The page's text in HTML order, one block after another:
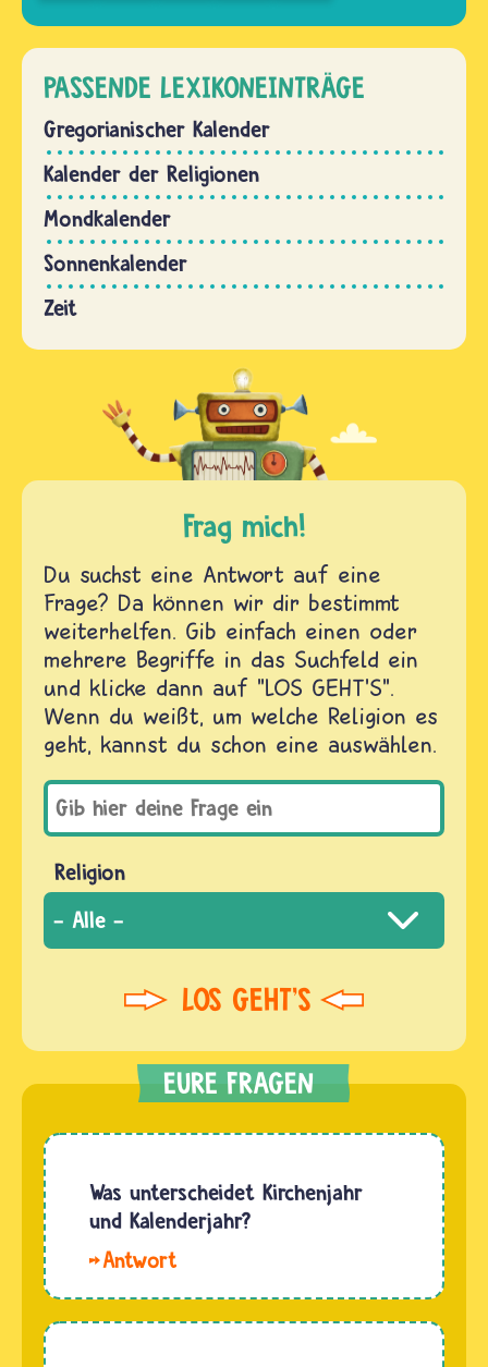
PASSENDE LEXIKONEINTRÄGE
Gregorianischer Kalender
Kalender der Religionen
Mondkalender
Sonnenkalender
Zeit
Frag mich!
Du suchst eine Antwort auf eine
Frage? Da können wir dir bestimmt
weiterhelfen. Gib einfach einen oder
mehrere Begriffe in das Suchfeld ein
und klicke dann auf "LOS GEHT'S".
Wenn du weißt, um welche Religion es
geht, kannst du schon eine auswählen.
Religion
Was unterscheidet Kirchenjahr
und Kalenderjahr?
Kalenderjahr